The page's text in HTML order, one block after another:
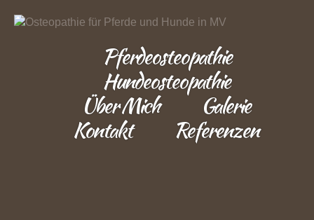
Pferdeosteopathie
Hundeosteopathie
Über Mich Galerie
Kontakt Referenzen